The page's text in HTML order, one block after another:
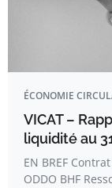
ÉCONOMIE
VICAT –
liquidité au
EN BREF
ODDO BHF